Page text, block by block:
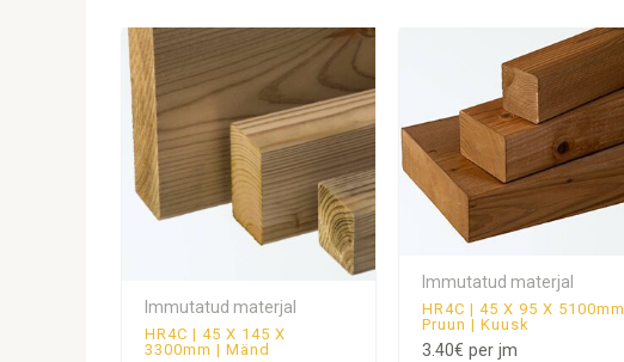
Immutatud materjal
HR4C | 45 X 145 X
3300mm | Mänd
Immutatud materjal
HR4C | 45 X 95 X 5100mm
Pruun | Kuusk
3.40€ per jm